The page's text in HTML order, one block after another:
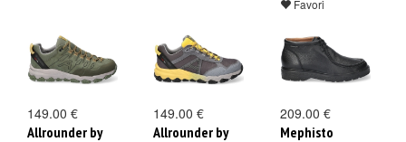
Favori
149.00 €
Allrounder by
149.00 €
Allrounder by
209.00 €
Mephisto